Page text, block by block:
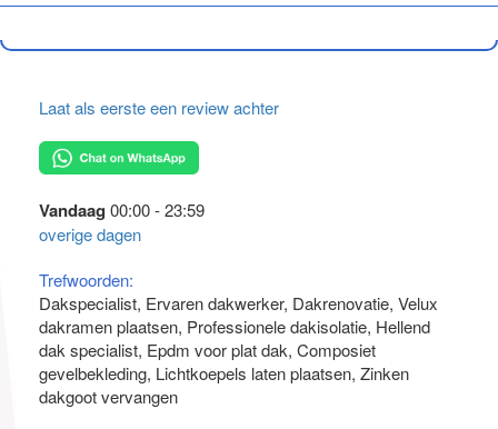
Laat als eerste een review achter
Vandaag 00:00 - 23:59
overige dagen
Trefwoorden:
Dakspecialist Ervaren dakwerker Dakrenovatie Velux
dakramen plaatsen Professionele dakisolatie Hellend
dak specialist Epdm voor plat dak Composiet
gevelbekleding Lichtkoepels laten plaatsen Zinken
dakgoot vervangen